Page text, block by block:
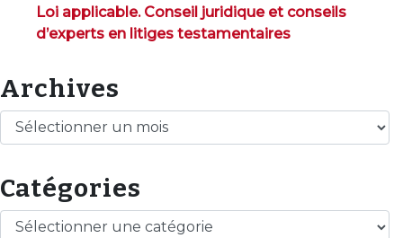
Loi applicable. Conseil juridique et conseils
d’experts en litiges testamentaires
Archives
Archives
Catégories
Catégories